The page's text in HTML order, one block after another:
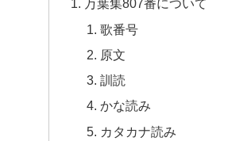
万葉集807番について
歌番号
原文
訓読
かな読み
カタカナ読み